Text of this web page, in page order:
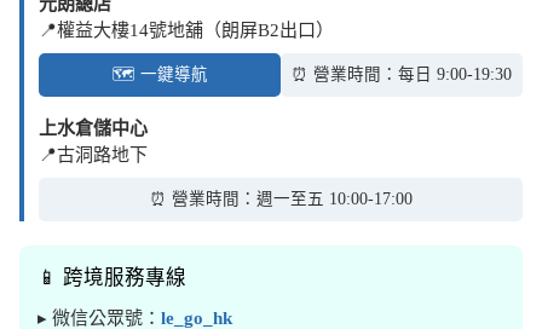
📍權益大樓14號地舖（朗屏B2出口）
🗺️ 一鍵導航 ⏰ 營業時間：每日 9:00-19:30
上水倉儲中心
📍古洞路地下
⏰ 營業時間：週一至五 10:00-17:00
📱 跨境服務專線
▸ 微信公眾號： le_go_hk